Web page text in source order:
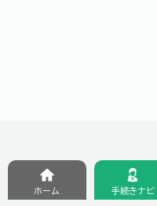
ホーム 手続きナビ